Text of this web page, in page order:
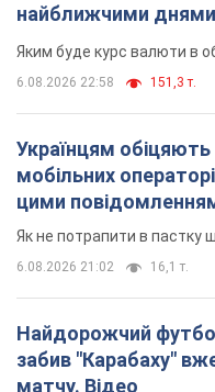
найближчими днями
Яким буде курс валюти в
6.08.2026 22:58 151,3 т.
Українцям обіцяють
мобільних
цими
Як не потрапити в пастку
6.08.2026 21:02 16,1 т.
Найдорожчий
забив "Карабаху"
матчу. Відео